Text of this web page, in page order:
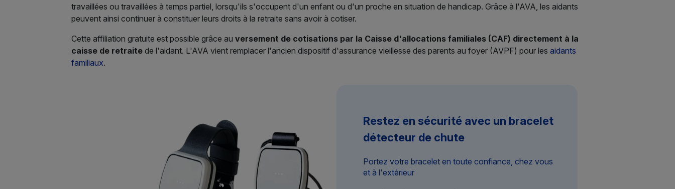
travaillées ou travaillées à temps partiel, lorsqu'ils s'occupent d'un enfant ou d'un proche en situation de handicap. Grâce à l'AVA, les aidants
peuvent ainsi continuer à constituer leurs droits à la retraite sans avoir à cotiser.
Cette affiliation gratuite est possible grâce au versement de cotisations par la Caisse d'allocations familiales (CAF) directement à la
caisse de retraite de l'aidant. L'AVA vient remplacer l'ancien dispositif d'assurance vieillesse des parents au foyer (AVPF) pour les aidants
familiaux.
Restez en sécurité avec un bracelet
détecteur de chute
Portez votre bracelet en toute confiance, chez vous
et à l'extérieur